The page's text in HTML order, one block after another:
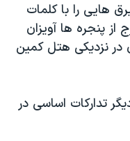
هایی را با کلمات
از پنجره ها آویزان
در نزدیکی هتل کمین
تدارکات اساسی در